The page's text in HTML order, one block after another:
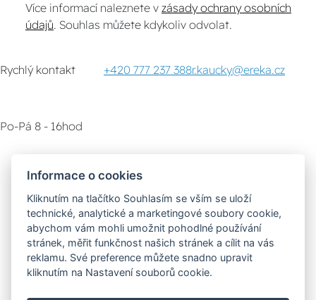
Více informací naleznete v zásady ochrany osobních
údajů . Souhlas můžete kdykoliv odvolat.
Rychlý kontakt +420 777 237 388r.kaucky@ereka.cz
Po-Pá 8 - 16hod
Poradna
Možnosti dopravy
Informace o cookies
Kliknutím na tlačítko Souhlasím se vším se uloží
technické, analytické a marketingové soubory cookie,
abychom vám mohli umožnit pohodlné používání
stránek, měřit funkčnost našich stránek a cílit na vás
reklamu. Své preference můžete snadno upravit
kliknutím na Nastavení souborů cookie.